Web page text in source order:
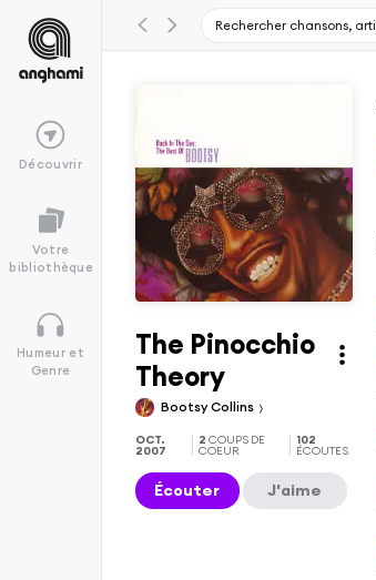
Découvrir
Votre
bibliothèque
Humeur et
Genre
The Pinocchio
Theory
Bootsy Collins
OCT.
2007
2COUPS DE
COEUR
102
ÉCOUTES
Écouter J'aime